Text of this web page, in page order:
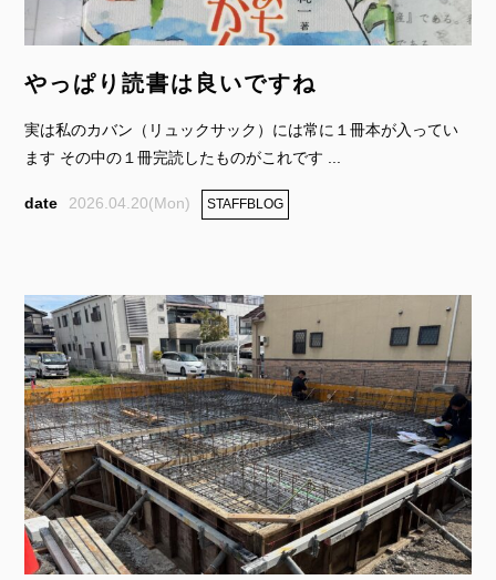
やっぱり読書は良いですね
実は私のカバン（リュックサック）には常に１冊本が入ってい
ます その中の１冊完読したものがこれです ...
2026.04.20(Mon) STAFFBLOG